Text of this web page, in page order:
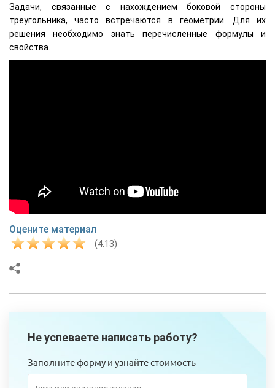
Задачи, связанные с нахождением боковой стороны
треугольника, часто встречаются в геометрии. Для их
решения необходимо знать перечисленные формулы и
свойства.
Оцените материал
(4.13)
Не успеваете написать работу?
Заполните форму и узнайте стоимость